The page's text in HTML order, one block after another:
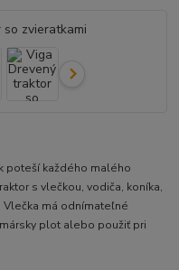
poteší každého malého
s vlečkou, vodiča, koníka,
Vlečka má odnímateľné
plot alebo použiť pri